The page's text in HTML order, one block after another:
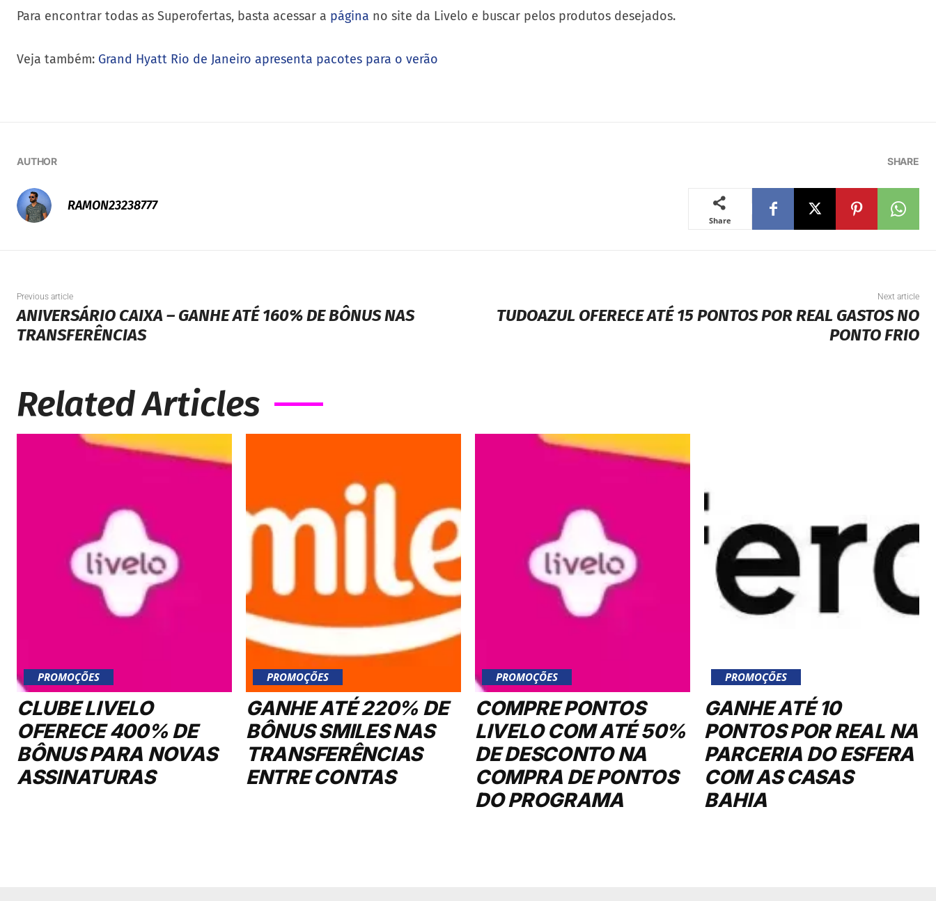
Para encontrar todas as Superofertas, basta acessar a página no site da Livelo e buscar pelos produtos desejados.
Veja também: Grand Hyatt Rio de Janeiro apresenta pacotes para o verão
AUTHOR
RAMON23238777
SHARE
Share
Previous article
ANIVERSÁRIO CAIXA – GANHE ATÉ 160% DE BÔNUS NAS
TRANSFERÊNCIAS
Next article
TUDOAZUL OFERECE ATÉ 15 PONTOS POR REAL GASTOS NO
PONTO FRIO
Related Articles
PROMOÇÕES
CLUBE LIVELO
OFERECE 400% DE
BÔNUS PARA NOVAS
ASSINATURAS
PROMOÇÕES
GANHE ATÉ 220% DE
BÔNUS SMILES NAS
TRANSFERÊNCIAS
ENTRE CONTAS
PROMOÇÕES
COMPRE PONTOS
LIVELO COM ATÉ 50%
DE DESCONTO NA
COMPRA DE PONTOS
DO PROGRAMA
PROMOÇÕES
GANHE ATÉ 10
PONTOS POR REAL NA
PARCERIA DO ESFERA
COM AS CASAS
BAHIA